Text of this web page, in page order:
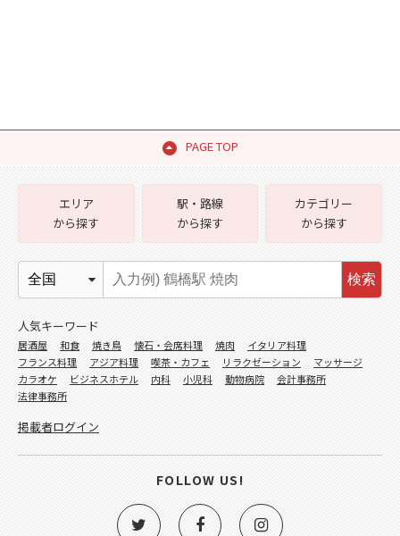
PAGE TOP
エリア
から探す
駅・路線
から探す
カテゴリー
から探す
検索
人気キーワード
居酒屋 和食 焼き鳥 懐石・会席料理 焼肉
イタリア料理
フランス料理
アジア料理 喫茶・カフェ リラクゼーション
マッサージ
カラオケ
ビジネスホテル 内科 小児科 動物病院
会計事務所
法律事務所
掲載者ログイン
FOLLOW US!